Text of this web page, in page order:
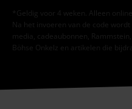
*Geldig voor 4 weken. Alleen
Na het invoeren van de code
media, cadeaubonnen,
Böhse Onkelz en artikelen die